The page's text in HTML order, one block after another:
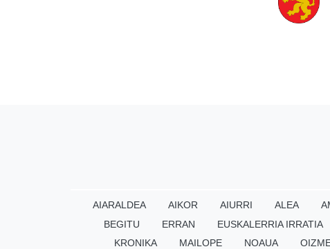
AIARALDEA AIKOR AIURRI ALEA
BEGITU
ERRAN EUSKALERRIA IRRATIA
KRONIKA
MAILOPE NOAUA